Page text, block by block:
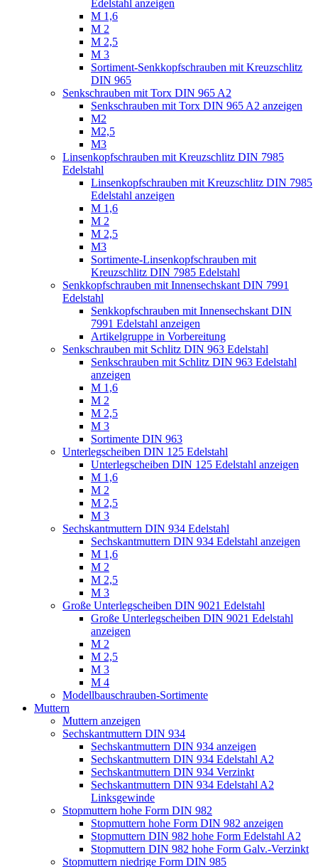
Edelstahl anzeigen
M 1,6
M 2
M 2,5
M 3
Sortiment-Senkkopfschrauben mit Kreuzschlitz
DIN 965
Senkschrauben mit Torx DIN 965 A2
Senkschrauben mit Torx DIN 965 A2 anzeigen
M2
M2,5
M3
Linsenkopfschrauben mit Kreuzschlitz DIN 7985
Edelstahl
Linsenkopfschrauben mit Kreuzschlitz DIN 7985
Edelstahl anzeigen
M 1,6
M 2
M 2,5
M3
Sortimente-Linsenkopfschrauben mit
Kreuzschlitz DIN 7985 Edelstahl
Senkkopfschrauben mit Innensechskant DIN 7991
Edelstahl
Senkkopfschrauben mit Innensechskant DIN
7991 Edelstahl anzeigen
Artikelgruppe in Vorbereitung
Senkschrauben mit Schlitz DIN 963 Edelstahl
Senkschrauben mit Schlitz DIN 963 Edelstahl
anzeigen
M 1,6
M 2
M 2,5
M 3
Sortimente DIN 963
Unterlegscheiben DIN 125 Edelstahl
Unterlegscheiben DIN 125 Edelstahl anzeigen
M 1,6
M 2
M 2,5
M 3
Sechskantmuttern DIN 934 Edelstahl
Sechskantmuttern DIN 934 Edelstahl anzeigen
M 1,6
M 2
M 2,5
M 3
Große Unterlegscheiben DIN 9021 Edelstahl
Große Unterlegscheiben DIN 9021 Edelstahl
anzeigen
M 2
M 2,5
M 3
M 4
Modellbauschrauben-Sortimente
Muttern
Muttern anzeigen
Sechskantmuttern DIN 934
Sechskantmuttern DIN 934 anzeigen
Sechskantmuttern DIN 934 Edelstahl A2
Sechskantmuttern DIN 934 Verzinkt
Sechskantmuttern DIN 934 Edelstahl A2
Linksgewinde
Stopmuttern hohe Form DIN 982
Stopmuttern hohe Form DIN 982 anzeigen
Stopmuttern DIN 982 hohe Form Edelstahl A2
Stopmuttern DIN 982 hohe Form Galv.-Verzinkt
Stopmuttern niedrige Form DIN 985